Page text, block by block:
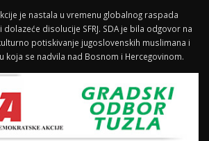
je nastala u vremenu globalnog raspada
disolucije SFRJ. SDA je bila odgovor na
potiskivanje jugoslovenskih muslimana i
koja se nadvila nad Bosnom i Hercegovinom.